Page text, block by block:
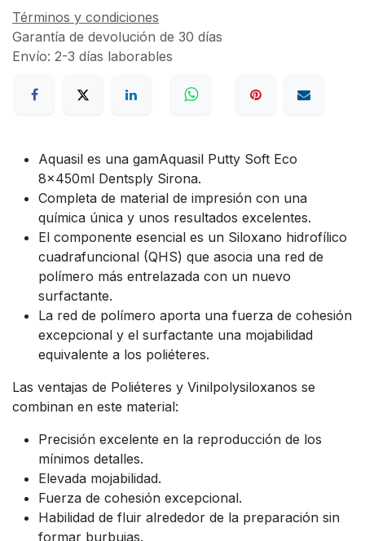
Términos y condiciones
Garantía de devolución de 30 días
Envío: 2-3 días laborables
Aquasil es una gamAquasil Putty Soft Eco
8x450ml Dentsply Sirona.
Completa de material de impresión con una
química única y unos resultados excelentes.
El componente esencial es un Siloxano hidrofílico
cuadrafuncional (QHS) que asocia una red de
polímero más entrelazada con un nuevo
surfactante.
La red de polímero aporta una fuerza de cohesión
excepcional y el surfactante una mojabilidad
equivalente a los poliéteres.
Las ventajas de Poliéteres y Vinilpolysiloxanos se
combinan en este material:
Precisión excelente en la reproducción de los
mínimos detalles.
Elevada mojabilidad.
Fuerza de cohesión excepcional.
Habilidad de fluir alrededor de la preparación sin
formar burbujas.